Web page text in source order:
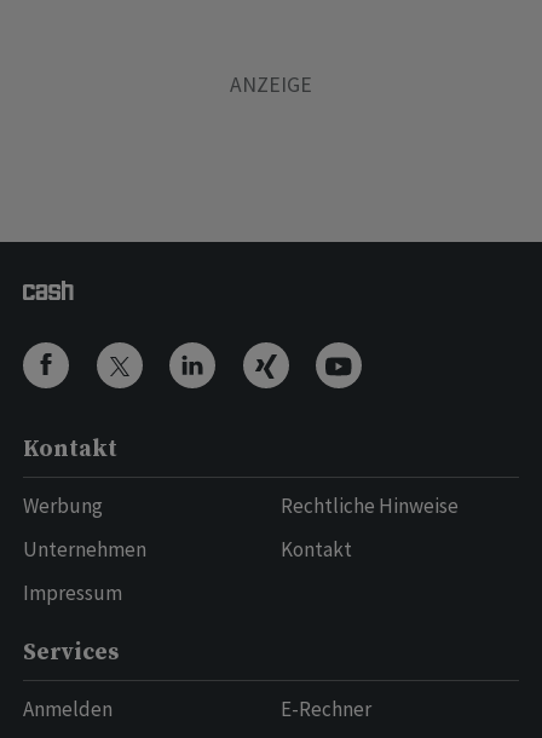
Kontakt
Werbung
Unternehmen
Impressum
Rechtliche Hinweise
Kontakt
Services
Anmelden
E-Rechner